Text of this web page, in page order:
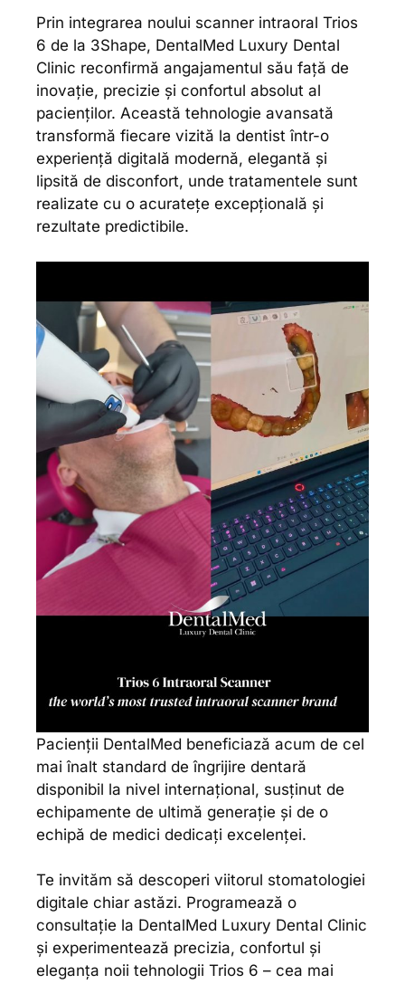
Prin integrarea noului scanner intraoral Trios
6 de la 3Shape, DentalMed Luxury Dental
Clinic reconfirmă angajamentul său față de
inovație, precizie și confortul absolut al
pacienților. Această tehnologie avansată
transformă fiecare vizită la dentist într-o
experiență digitală modernă, elegantă și
lipsită de disconfort, unde tratamentele sunt
realizate cu o acuratețe excepțională și
rezultate predictibile.
Pacienții DentalMed beneficiază acum de cel
mai înalt standard de îngrijire dentară
disponibil la nivel internațional, susținut de
echipamente de ultimă generație și de o
echipă de medici dedicați excelenței.
Te invităm să descoperi viitorul stomatologiei
digitale chiar astăzi. Programează o
consultație la DentalMed Luxury Dental Clinic
și experimentează precizia, confortul și
eleganța noii tehnologii Trios 6 – cea mai